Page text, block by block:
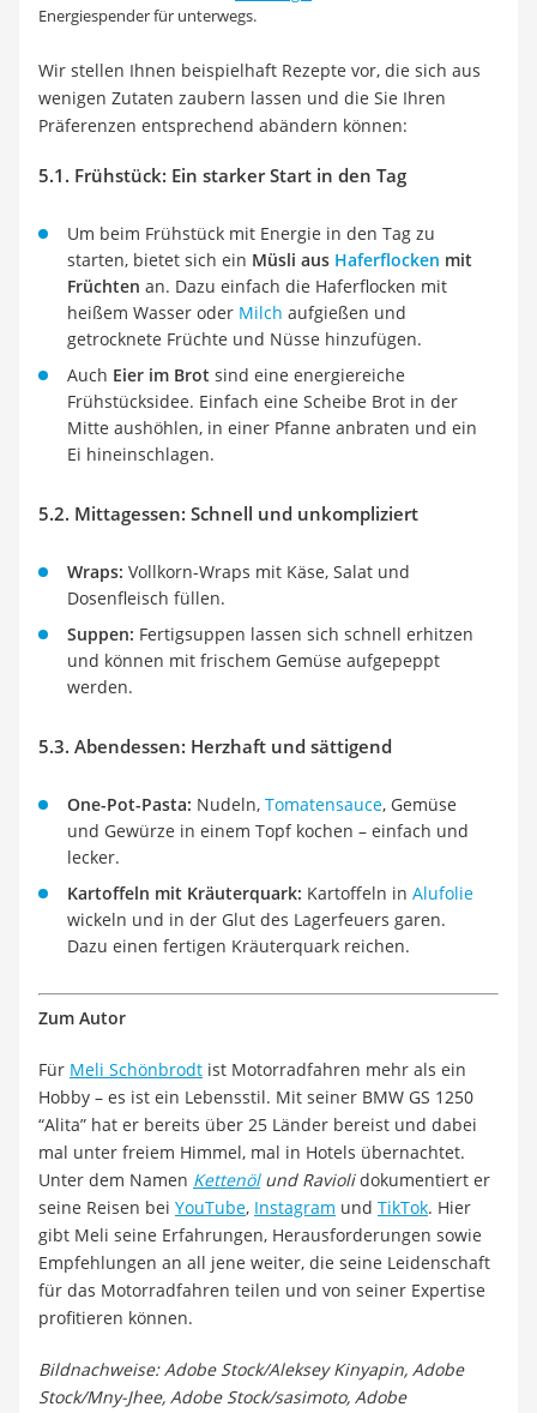
Energiespender für unterwegs.
Wir stellen Ihnen beispielhaft Rezepte vor, die sich aus
wenigen Zutaten zaubern lassen und die Sie Ihren
Präferenzen entsprechend abändern können:
5.1. Frühstück: Ein starker Start in den Tag
Um beim Frühstück mit Energie in den Tag zu
starten, bietet sich ein Müsli aus Haferflocken mit
Früchten an. Dazu einfach die Haferflocken mit
heißem Wasser oder Milch aufgießen und
getrocknete Früchte und Nüsse hinzufügen.
Auch Eier im Brot sind eine energiereiche
Frühstücksidee. Einfach eine Scheibe Brot in der
Mitte aushöhlen, in einer Pfanne anbraten und ein
Ei hineinschlagen.
5.2. Mittagessen: Schnell und unkompliziert
Wraps: Vollkorn-Wraps mit Käse, Salat und
Dosenfleisch füllen.
Suppen: Fertigsuppen lassen sich schnell erhitzen
und können mit frischem Gemüse aufgepeppt
werden.
5.3. Abendessen: Herzhaft und sättigend
One-Pot-Pasta: Nudeln, Tomatensauce, Gemüse
und Gewürze in einem Topf kochen – einfach und
lecker.
Kartoffeln mit Kräuterquark: Kartoffeln in Alufolie
wickeln und in der Glut des Lagerfeuers garen.
Dazu einen fertigen Kräuterquark reichen.
Zum Autor
Für Meli Schönbrodt ist Motorradfahren mehr als ein
Hobby – es ist ein Lebensstil. Mit seiner BMW GS 1250
“Alita” hat er bereits über 25 Länder bereist und dabei
mal unter freiem Himmel, mal in Hotels übernachtet.
Unter dem Namen Kettenölund Raviolidokumentiert er
seine Reisen bei YouTube, Instagram und TikTok. Hier
gibt Meli seine Erfahrungen, Herausforderungen sowie
Empfehlungen an all jene weiter, die seine Leidenschaft
für das Motorradfahren teilen und von seiner Expertise
profitieren können.
Bildnachweise: Adobe Stock/Aleksey Kinyapin, Adobe
Stock/Mny-Jhee, Adobe Stock/sasimoto, Adobe